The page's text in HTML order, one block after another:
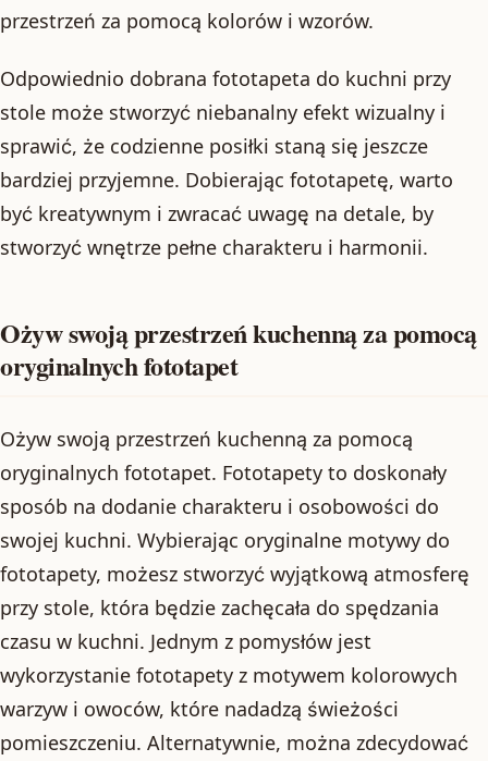
przestrzeń za pomocą kolorów i wzorów.
Odpowiednio dobrana fototapeta do kuchni przy
stole może stworzyć niebanalny efekt wizualny i
sprawić, że codzienne posiłki staną się jeszcze
bardziej przyjemne. Dobierając fototapetę, warto
być kreatywnym i zwracać uwagę na detale, by
stworzyć wnętrze pełne charakteru i harmonii.
Ożyw swoją przestrzeń kuchenną za pomocą
oryginalnych fototapet
Ożyw swoją przestrzeń kuchenną za pomocą
oryginalnych fototapet. Fototapety to doskonały
sposób na dodanie charakteru i osobowości do
swojej kuchni. Wybierając oryginalne motywy do
fototapety, możesz stworzyć wyjątkową atmosferę
przy stole, która będzie zachęcała do spędzania
czasu w kuchni. Jednym z pomysłów jest
wykorzystanie fototapety z motywem kolorowych
warzyw i owoców, które nadadzą świeżości
pomieszczeniu. Alternatywnie, można zdecydować